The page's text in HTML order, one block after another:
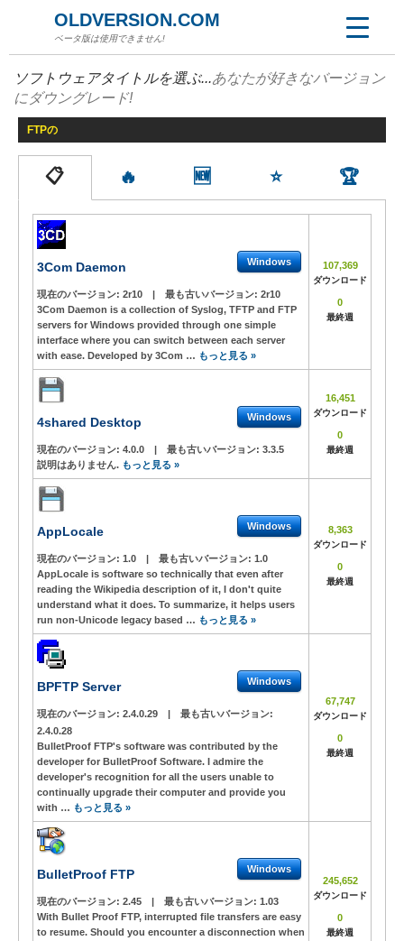
OLDVERSION.COM
ベータ版は使用できません!
ソフトウェアタイトルを選ぶ...あなたが好きなバージョン
にダウングレード!
FTPの
📋 🔥 🆕 ⭐ 🏆
3Com Daemon Windows
現在のバージョン: 2r10 | 最も古いバージョン: 2r10
3Com Daemon is a collection of Syslog, TFTP and FTP
servers for Windows provided through one simple
interface where you can switch between each server
with ease. Developed by 3Com … もっと見る »
107,369
ダウンロード
0
最終週
4shared Desktop Windows
現在のバージョン: 4.0.0 | 最も古いバージョン: 3.3.5
説明はありません. もっと見る »
16,451
ダウンロード
0
最終週
AppLocale Windows
現在のバージョン: 1.0 | 最も古いバージョン: 1.0
AppLocale is software so technically that even after
reading the Wikipedia description of it, I don't quite
understand what it does. To summarize, it helps users
run non-Unicode legacy based … もっと見る »
8,363
ダウンロード
0
最終週
BPFTP Server Windows
現在のバージョン: 2.4.0.29 |
最も古いバージョン:
2.4.0.28
BulletProof FTP's software was contributed by the
developer for BulletProof Software. I admire the
developer's recognition for all the users unable to
continually upgrade their computer and provide you
with … もっと見る »
67,747
ダウンロード
0
最終週
BulletProof FTP Windows
現在のバージョン: 2.45 | 最も古いバージョン: 1.03
With Bullet Proof FTP, interrupted file transfers are easy
to resume. Should you encounter a disconnection when
245,652
ダウンロード
0
最終週